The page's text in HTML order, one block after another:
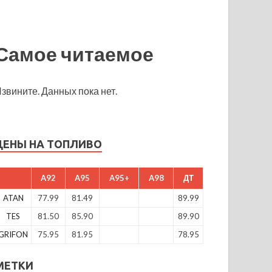
читаемое
Данных пока нет.
НА ТОПЛИВО
A92 A95 A95+ A98 ДТ
ATAN 77.99 81.49
89.99
TES
81.50 85.90
89.90
75.95 81.95 78.95